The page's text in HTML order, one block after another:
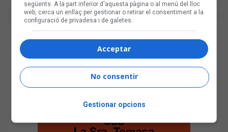
següents. A la part inferior d'aquesta pàgina o al menú del lloc
web, cerca un enllaç per gestionar o retirar el consentiment a la
configuració de privadesa i de galetes.
Acceptar
No consentir
Gestionar opcions